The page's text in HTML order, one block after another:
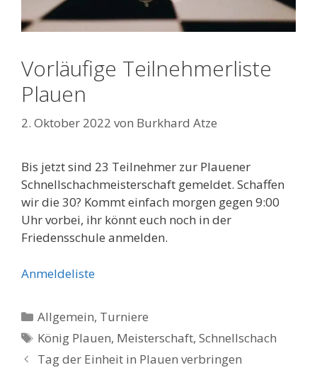
Vorläufige Teilnehmerliste
Plauen
2. Oktober 2022 von Burkhard Atze
Bis jetzt sind 23 Teilnehmer zur Plauener
Schnellschachmeisterschaft gemeldet. Schaffen
wir die 30? Kommt einfach morgen gegen 9:00
Uhr vorbei, ihr könnt euch noch in der
Friedensschule anmelden.
Anmeldeliste
Kategorien
Allgemein, Turniere
Schlagwörter
König Plauen, Meisterschaft,Schnellschach
Tag der Einheit in Plauen verbringen